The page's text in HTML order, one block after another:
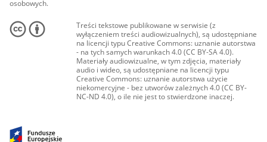
osobowych.
Treści tekstowe publikowane w serwisie (z
wyłączeniem treści audiowizualnych), są udostępniane
na licencji typu Creative Commons: uznanie autorstwa
- na tych samych warunkach 4.0 (CC BY-SA 4.0).
Materiały audiowizualne, w tym zdjęcia, materiały
audio i wideo, są udostępniane na licencji typu
Creative Commons: uznanie autorstwa użycie
niekomercyjne - bez utworów zależnych 4.0 (CC BY-
NC-ND 4.0), o ile nie jest to stwierdzone inaczej.